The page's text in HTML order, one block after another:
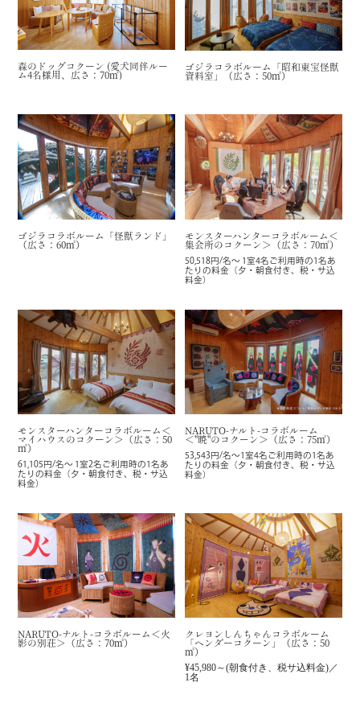
森のドッグコクーン (愛犬同伴ルー
ム4名様用、広さ：70㎡)
ゴジラコラボルーム「昭和東宝怪獣
資料室」（広さ：50㎡）
ゴジラコラボルーム「怪獣ランド」
（広さ：60㎡）
モンスターハンターコラボルーム＜
集会所のコクーン＞（広さ：70㎡）
50,518円/名～ 1室4名ご利用時の1名あ
たりの料金（夕・朝食付き、税・サ込
料金）
モンスターハンターコラボルーム＜
マイハウスのコクーン＞（広さ：50
㎡）
61,105円/名～ 1室2名ご利用時の1名あ
たりの料金（夕・朝食付き、税・サ込
料金）
NARUTO-ナルト-コラボルーム
＜"暁"のコクーン＞（広さ：75㎡）
53,543円/名～1室4名ご利用時の1名あ
たりの料金（夕・朝食付き、税・サ込
料金）
NARUTO-ナルト-コラボルーム＜火
影の別荘＞（広さ：70㎡）
クレヨンしんちゃんコラボルーム
「ヘンダーコクーン」（広さ：50
㎡）
¥45,980～(朝食付き、税サ込料金)／
1名